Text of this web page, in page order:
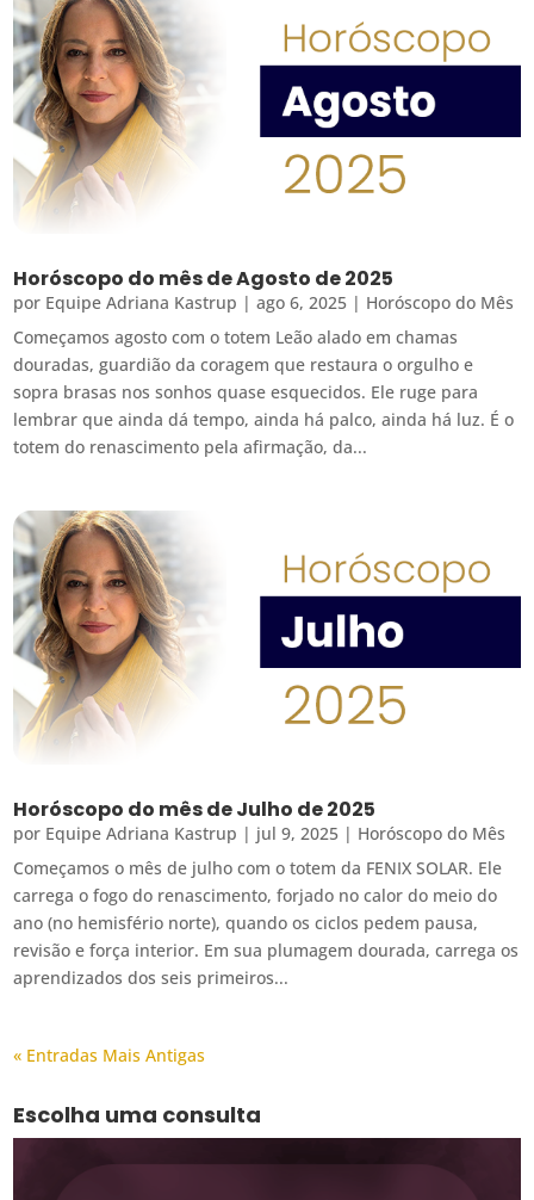
Horóscopo do mês de Agosto de 2025
por Equipe Adriana Kastrup |ago 6, 2025 | Horóscopo do Mês
Começamos agosto com o totem Leão alado em chamas
douradas, guardião da coragem que restaura o orgulho e
sopra brasas nos sonhos quase esquecidos. Ele ruge para
lembrar que ainda dá tempo, ainda há palco, ainda há luz. É o
totem do renascimento pela afirmação, da...
Horóscopo do mês de Julho de 2025
por Equipe Adriana Kastrup | jul 9, 2025 | Horóscopo do Mês
Começamos o mês de julho com o totem da FENIX SOLAR. Ele
carrega o fogo do renascimento, forjado no calor do meio do
ano (no hemisfério norte), quando os ciclos pedem pausa,
revisão e força interior. Em sua plumagem dourada, carrega os
aprendizados dos seis primeiros...
« Entradas Mais Antigas
Escolha uma consulta